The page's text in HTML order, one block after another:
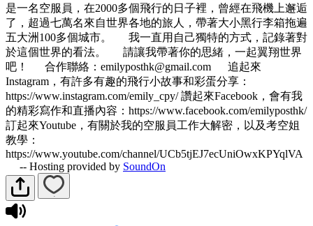
是一名空服員，在2000多個飛行的日子裡，曾經在飛機上邂逅
了，超過七萬名來自世界各地的旅人，帶著大小黑行李箱拖遍
五大洲100多個城市。 我一直用自己獨特的方式，記錄著對
於這個世界的看法。 請讓我帶著你的思緒，一起翼翔世界
吧！ 合作聯絡：emilyposthk@gmail.com 追起來
Instagram，有許多有趣的飛行小故事和彩蛋分享：
https://www.instagram.com/emily_cpy/ 讚起來Facebook，會有我
的精彩寫作和直播內容：https://www.facebook.com/emilyposthk/
訂起來Youtube，有關於我的空服員工作大解密，以及考空姐
教學：
https://www.youtube.com/channel/UCb5tjEJ7ecUniOwxKPYqlVA
-- Hosting provided by SoundOn